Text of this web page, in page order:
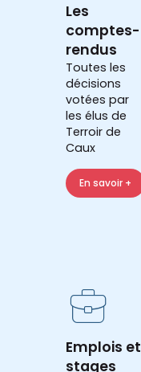
Les
comptes-
rendus
Toutes les
décisions
votées par
les élus de
Terroir de
Caux
En savoir +
Emplois et
stages